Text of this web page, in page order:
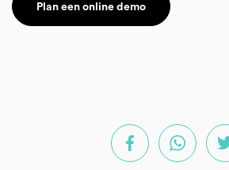
Plan een online demo